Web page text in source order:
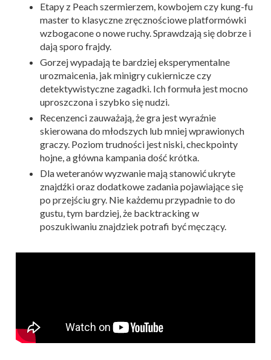
Etapy z Peach szermierzem, kowbojem czy kung-fu
master to klasyczne zręcznościowe platformówki
wzbogacone o nowe ruchy. Sprawdzają się dobrze i
dają sporo frajdy.
Gorzej wypadają te bardziej eksperymentalne
urozmaicenia, jak minigry cukiernicze czy
detektywistyczne zagadki. Ich formuła jest mocno
uproszczona i szybko się nudzi.
Recenzenci zauważają, że gra jest wyraźnie
skierowana do młodszych lub mniej wprawionych
graczy. Poziom trudności jest niski, checkpointy
hojne, a główna kampania dość krótka.
Dla weteranów wyzwanie mają stanowić ukryte
znajdźki oraz dodatkowe zadania pojawiające się
po przejściu gry. Nie każdemu przypadnie to do
gustu, tym bardziej, że backtracking w
poszukiwaniu znajdziek potrafi być męczący.